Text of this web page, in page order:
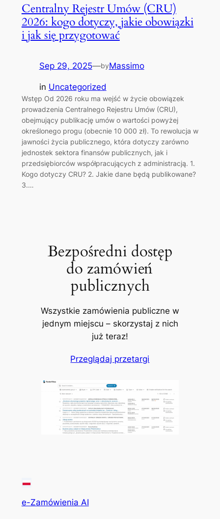
Centralny Rejestr Umów (CRU)
2026: kogo dotyczy, jakie obowiązki
i jak się przygotować
Sep 29, 2025—byMassimo
in Uncategorized
Wstęp Od 2026 roku ma wejść w życie obowiązek
prowadzenia Centralnego Rejestru Umów (CRU),
obejmujący publikację umów o wartości powyżej
określonego progu (obecnie 10 000 zł). To rewolucja w
jawności życia publicznego, która dotyczy zarówno
jednostek sektora finansów publicznych, jak i
przedsiębiorców współpracujących z administracją. 1.
Kogo dotyczy CRU? 2. Jakie dane będą publikowane?
3.…
Bezpośredni dostęp
do zamówień
publicznych
Wszystkie zamówienia publiczne w
jednym miejscu – skorzystaj z nich
już teraz!
Przeglądaj przetargi
e-Zamówienia AI